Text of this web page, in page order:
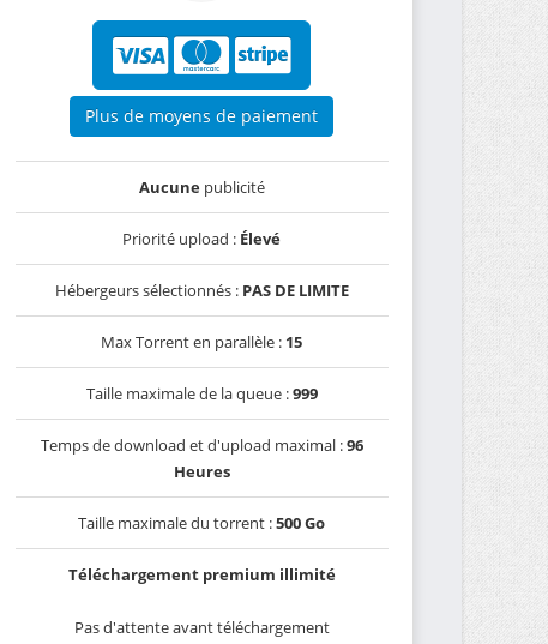
Plus de moyens de paiement
Aucunepublicité
Priorité upload : Élevé
Hébergeurs sélectionnés : PAS DE LIMITE
Max Torrent en parallèle : 15
Taille maximale de la queue :999
Temps de download et d'upload maximal :96
Heures
Taille maximale du torrent :500 Go
Téléchargement premium illimité
Pas d'attente avant téléchargement